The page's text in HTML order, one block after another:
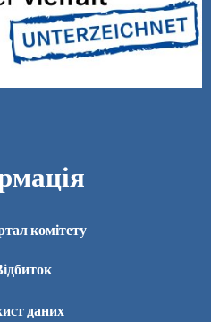
комітету
даних